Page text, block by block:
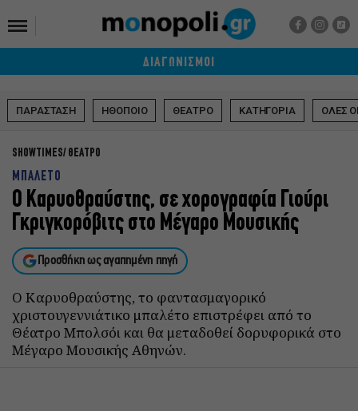
ΔΙΑΓΩΝΙΣΜΟΙ
ΠΑΡΑΣΤΑΣΗ ΗΘΟΠΟΙΟ ΘΕΑΤΡΟ ΚΑΤΗΓΟΡΙΑ ΟΛΕΣ
SHOWTIMES ΘΕΑΤΡΟ
ΜΠΑΛΕΤΟ
Ο Καρυοθραύστης, σε χορογραφία Γιούρι
Γκριγκορόβιτς στο Μέγαρο Μουσικής
Προσθήκη ως αγαπημένη πηγή
Ο Καρυοθραύστης, το φαντασμαγορικό
χριστουγεννιάτικο μπαλέτο επιστρέφει από το
Θέατρο Μπολσόι και θα μεταδοθεί δορυφορικά στο
Μέγαρο Μουσικής Αθηνών.